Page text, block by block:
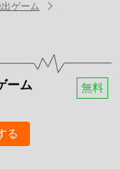
ゲーム
ーム 無料
る